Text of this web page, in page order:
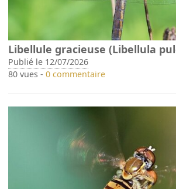
Libellule gracieuse (Libellula
Publié le 12/07/2026
80 vues -0 commentaire